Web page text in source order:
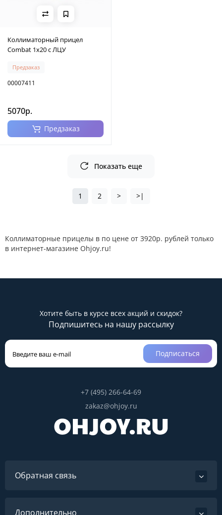
Коллиматорный прицел
Combat 1x20 с ЛЦУ
Предзаказ
00007411
5070р.
Предзаказ
Показать еще
1 2 > >|
Коллиматорные прицелы в по цене от 3920р. рублей только
в интернет-магазине Ohjoy.ru!
Хотите быть в курсе всех акций и скидок?
Подпишитесь на нашу рассылку
Подписаться
+7 (495) 266-64-69
zakaz@ohjoy.ru
Обратная связь
Дополнительно